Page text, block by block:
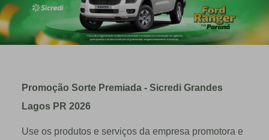
Promoção Sorte Premiada - Sicredi Grandes
Lagos PR 2026
Use os produtos e serviços da empresa promotora e